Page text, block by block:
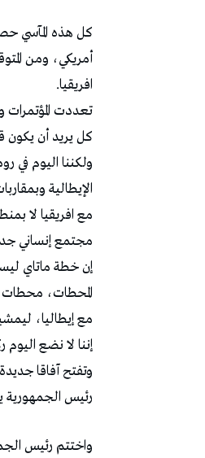
افريقيا.
تعددت المؤتمرات
كل يريد أن يكون
ولكننا اليوم في
الإيطالية
مع افريقيا لا
مجتمع إنساني
إن خطة ماتاي
المحطات، محطات
مع إيطاليا،
إننا لا نضع
وتفتح آفاقا
رئيس الجمهورية
واختتم رئيس